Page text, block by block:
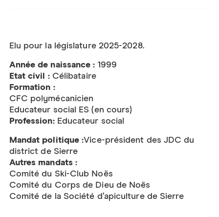
Elu pour la législature 2025-2028.
Année de naissance : 1999
Etat civil :Célibataire
Formation :
CFC polymécanicien
Educateur social ES (en cours)
Profession:Educateur social
Mandat politique :Vice-président des JDC du
district de Sierre
Autres mandats :
Comité du Ski-Club Noës
Comité du Corps de Dieu de Noës
Comité de la Société d’apiculture de Sierre